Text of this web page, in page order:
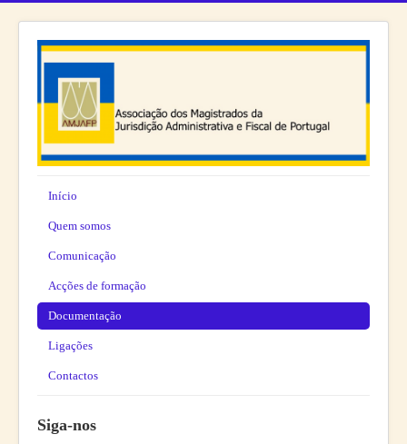
Início
Quem somos
Comunicação
Acções de formação
Documentação
Ligações
Contactos
Siga-nos